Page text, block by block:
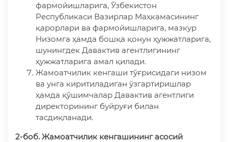
фармойишларига, Ўзбекистон
Республикаси Вазирлар Маҳкамасининг
қарорлари ва фармойишларига, мазкур
Низомга ҳамда бошқа қонун ҳужжатларига,
шунингдек Давактив агентлигининг
ҳужжатларига амал қилади.
Жамоатчилик кенгаши тўғрисидаги низом
ва унга киритиладиган ўзгартиришлар
ҳамда қўшимчалар Давактив агентлиги
директорининг буйруғи билан
тасдиқланади.
2-боб. Жамоатчилик кенгашининг асосий